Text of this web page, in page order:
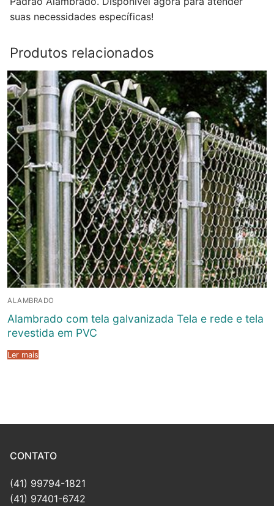
suas necessidades específicas!
Produtos relacionados
ALAMBRADO
Alambrado com tela galvanizada Tela e rede e tela
revestida em PVC
Ler mais
CONTATO
(41) 99794-1821
(41) 97401-6742